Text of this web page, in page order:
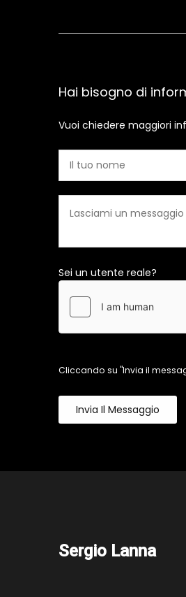
Hai bisogno di
Vuoi chiedere maggiori
Sei un utente reale?
Cliccando su "Invia il
Invia Il Messaggio
Sergio Lanna